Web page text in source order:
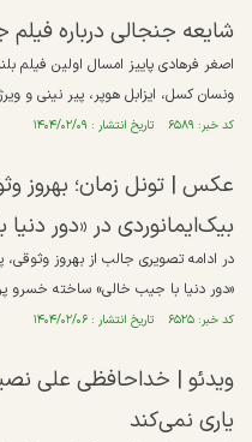
شایعه جنجالی درباره
ونسان کسل، ایزابل هوپر، پیر نینی و
کد خبر: ۶۵۸۹ تاریخ انتشار : ۱۴۰۴/۰۲/۰۹
عکس | تونل زمان؛ بهروز
بیک‌ایمانوردی در «دور دنیا
در ادامه تصویری جالب از بهروز وثوقی،
«دور دنیا با جیب خالی» ساخته خسرو پرویزی در
کد خبر: ۶۵۲۵ تاریخ انتشار : ۱۴۰۴/۰۲/۰۶
ویدئو | خداحافظی علی
یاری نمی‌کند